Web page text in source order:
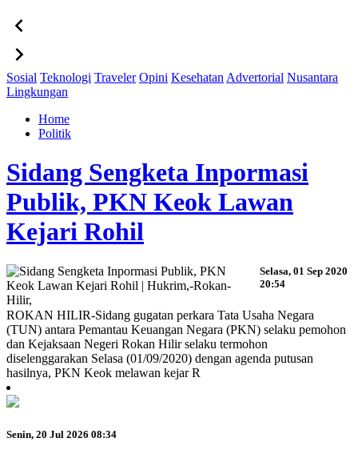
Sosial Teknologi Traveler Opini Kesehatan Advertorial Nusantara
Lingkungan
Home
Politik
Sidang Sengketa Inpormasi
Publik, PKN Keok Lawan
Kejari Rohil
Selasa, 01 Sep 2020
20:54
ROKAN HILIR-Sidang gugatan perkara Tata Usaha Negara
(TUN) antara Pemantau Keuangan Negara (PKN) selaku pemohon
dan Kejaksaan Negeri Rokan Hilir selaku termohon
diselenggarakan Selasa (01/09/2020) dengan agenda putusan
hasilnya, PKN Keok melawan kejar R
Senin, 20 Jul 2026 08:34